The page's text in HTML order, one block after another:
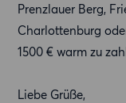
Prenzlauer Berg,
Charlottenburg
1500 € warm zu
Liebe Grüße,